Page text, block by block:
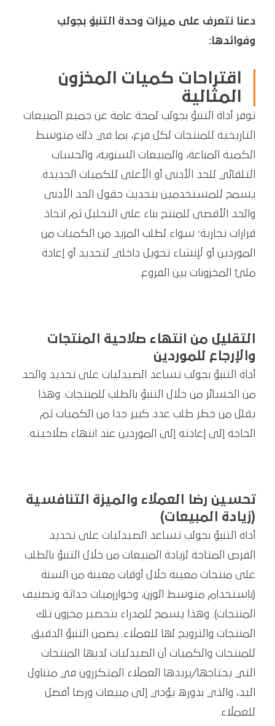
دعنا نتعرف على ميزات وحدة التنبؤ بجولب
وفوائدها:
اقتراحات كميات المخزون
المثالية
توفر أداة التنبؤ بجولب لمحة عامة عن جميع المبيعات
التاريخية للمنتجات لكل فرع، بما في ذلك متوسط
الكمية المباعة، والمبيعات السنوية، والحساب
التلقائي للحد الأدنى أو الأعلى للكميات الجديدة.
يسمح للمستخدمين بتحديث حقول الحد الأدنى
والحد الأقصى للمنتج بناء على التحليل ثم اتخاذ
قرارات تجارية؛ سواء لطلب المزيد من الكميات من
الموردين أو لإنشاء تحويل داخلي لتجديد أو إعادة
ملئ المخزونات بين الفروع.
التقليل من انتهاء صلاحية المنتجات
والإرجاع للموردين
أداة التنبؤ بجولب تساعد الصيدليات على تحديد والحد
من الخسائر من خلال التنبؤ بالطلب للمنتجات. وهذا
يقلل من خطر طلب عدد كبير جدا من الكميات ثم
الحاجة إلى إعادته إلى الموردين عند انتهاء صلاحيته.
تحسين رضا العملاء والميزة التنافسية
(زيادة المبيعات)
أداة التنبؤ بجولب تساعد الصيدليات على تحديد
الفرص المتاحة لزيادة المبيعات من خلال التنبؤ بالطلب
على منتجات معينة خلال أوقات معينة من السنة
(باستخدام متوسط الوزن، وخوارزميات حداثة وتصنيف
المنتجات). وهذا يسمح للمدراء بتحضير مخزون تلك
المنتجات والترويج لها للعملاء. يضمن التنبؤ الدقيق
للمنتجات والكميات أن الصيدليات لديها المنتجات
التي يحتاجها/يريدها العملاء المتكررون في متناول
اليد، والذي بدوره يؤدي إلى مبيعات ورضا أفضل
للعملاء.